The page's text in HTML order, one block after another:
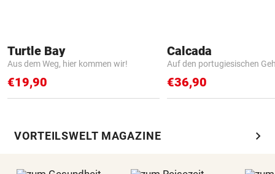
Turtle Bay
Aus dem Weg, hier kommen wir!
€19,90
Calcada
Auf den portugiesischen
€36,90
VORTEILSWELT MAGAZINE chevron_right